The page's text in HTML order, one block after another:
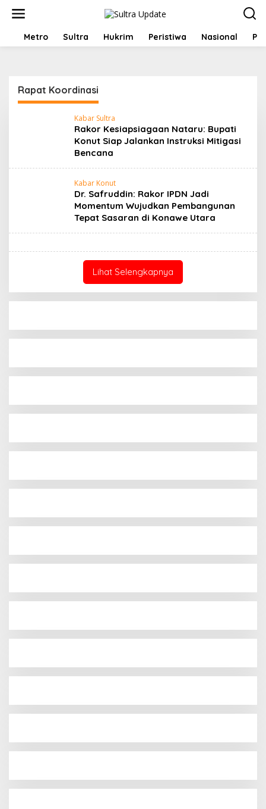
HOMEMetro Sultra Hukrim Peristiwa Nasional
Rapat Koordinasi
Kabar Sultra
Rakor Kesiapsiagaan Nataru: Bupati
Konut Siap Jalankan Instruksi Mitigasi
Bencana
Kabar Konut
Dr. Safruddin: Rakor IPDN Jadi
Momentum Wujudkan Pembangunan
Tepat Sasaran di Konawe Utara
Lihat Selengkapnya